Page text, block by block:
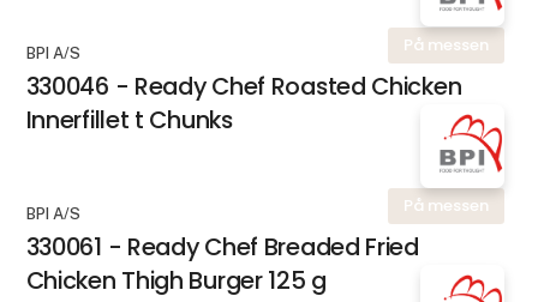
På messen
BPI A/S
330046 - Ready Chef Roasted Chicken
Innerfillet t Chunks
På messen
BPI A/S
330061 - Ready Chef Breaded Fried
Chicken Thigh Burger 125 g